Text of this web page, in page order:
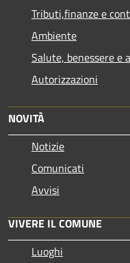
Tributi,finanze e
Ambiente
Salute, benessere e
Autorizzazioni
NOVITÀ
Notizie
Comunicati
Avvisi
VIVERE IL COMUNE
Luoghi